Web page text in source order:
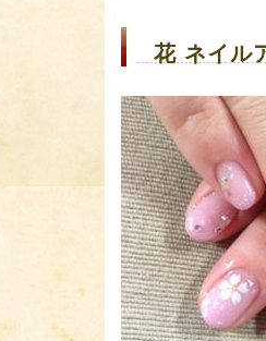
花 ネイ